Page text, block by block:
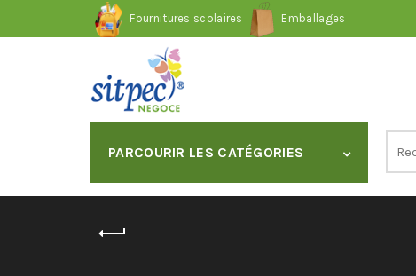
Fournitures scolaires Emballages
PARCOURIR LES CATÉGORIES
for: